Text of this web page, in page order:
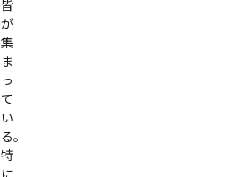
皆
が
集
ま
っ
て
い
る。
特